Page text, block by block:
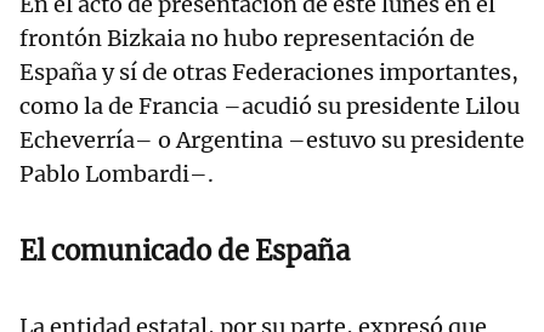
frontón Bizkaia no hubo representación de
España y sí de otras Federaciones importantes,
como la de Francia –acudió su presidente Lilou
Echeverría– o Argentina –estuvo su presidente
Pablo Lombardi–.
El comunicado de España
La entidad estatal, por su parte, expresó que